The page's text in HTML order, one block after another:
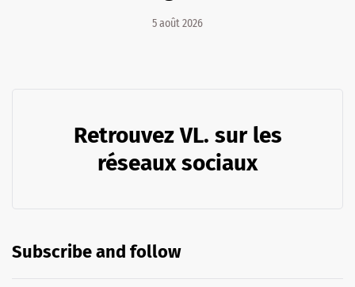
5 août 2026
Retrouvez VL. sur les
réseaux sociaux
Subscribe and follow